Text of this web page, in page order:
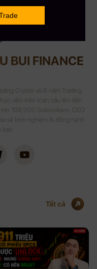
BUI FINANCE
Crypto và 8 năm Trading
viên trên toàn cầu lên đến
108,000 Subscribers. CEO
sẻ kinh nghiệm & đồng hành
bạn.
Tất cả